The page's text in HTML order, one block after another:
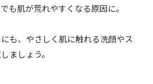
も肌が荒れやすくなる原因に。
も、やさしく肌に触れる洗顔やス
ましょう。